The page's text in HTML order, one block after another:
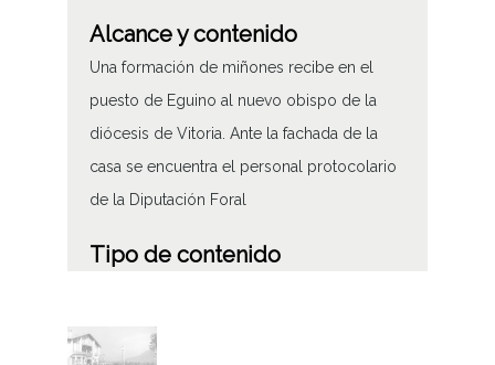
Alcance y contenido
Una formación de miñones recibe en el
puesto de Eguino al nuevo obispo de la
diócesis de Vitoria. Ante la fachada de la
casa se encuentra el personal protocolario
de la Diputación Foral
Tipo de contenido
Soporte